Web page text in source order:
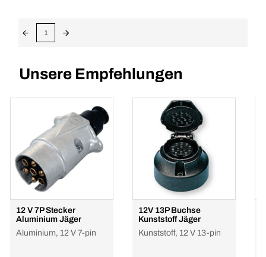
1
Unsere Empfehlungen
12 V 7P Stecker
Aluminium Jäger
Aluminium, 12 V 7-pin
12V 13P Buchse
Kunststoff Jäger
Kunststoff, 12 V 13-pin